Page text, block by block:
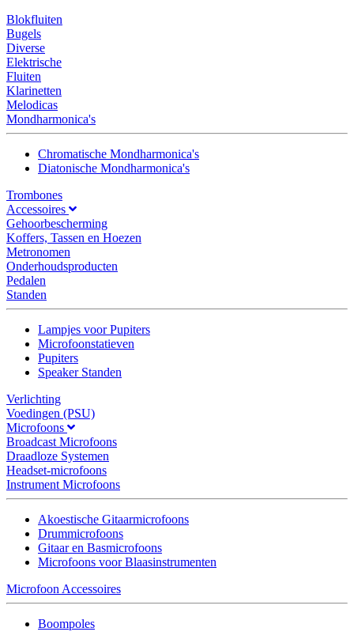
Blokfluiten
Bugels
Diverse
Elektrische
Fluiten
Klarinetten
Melodicas
Mondharmonica's
Chromatische Mondharmonica's
Diatonische Mondharmonica's
Trombones
Accessoires
Gehoorbescherming
Koffers, Tassen en Hoezen
Metronomen
Onderhoudsproducten
Pedalen
Standen
Lampjes voor Pupiters
Microfoonstatieven
Pupiters
Speaker Standen
Verlichting
Voedingen (PSU)
Microfoons
Broadcast Microfoons
Draadloze Systemen
Headset-microfoons
Instrument Microfoons
Akoestische Gitaarmicrofoons
Drummicrofoons
Gitaar en Basmicrofoons
Microfoons voor Blaasinstrumenten
Microfoon Accessoires
Boompoles